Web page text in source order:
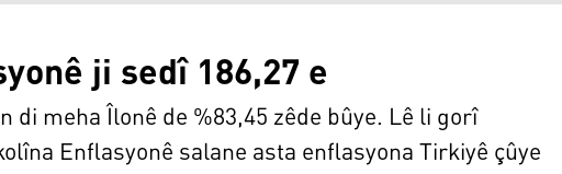
ji sedî 186,27 e
di meha Îlonê de %83,45 zêde bûye. Lê li gorî
Enflasyonê salane asta enflasyona Tirkiyê çûye